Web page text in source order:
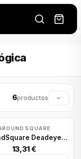
6productos
SQUARE
AroundSquare Deadeye Contact Coin - Delrin - Black
13,31 €